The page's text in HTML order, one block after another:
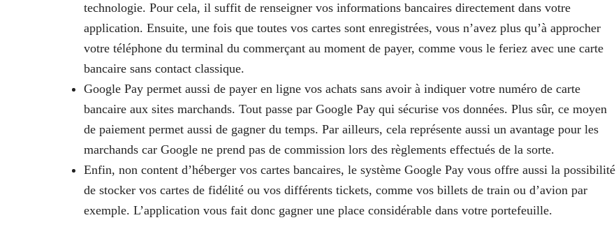
technologie. Pour cela, il suffit de renseigner vos informations bancaires directement dans votre
application. Ensuite, une fois que toutes vos cartes sont enregistrées, vous n’avez plus qu’à approcher
votre téléphone du terminal du commerçant au moment de payer, comme vous le feriez avec une carte
bancaire sans contact classique.
Google Pay permet aussi de payer en ligne vos achats sans avoir à indiquer votre numéro de carte
bancaire aux sites marchands. Tout passe par Google Pay qui sécurise vos données. Plus sûr, ce moyen
de paiement permet aussi de gagner du temps. Par ailleurs, cela représente aussi un avantage pour les
marchands car Google ne prend pas de commission lors des règlements effectués de la sorte.
Enfin, non content d’héberger vos cartes bancaires, le système Google Pay vous offre aussi la possibilité
de stocker vos cartes de fidélité ou vos différents tickets, comme vos billets de train ou d’avion par
exemple. L’application vous fait donc gagner une place considérable dans votre portefeuille.